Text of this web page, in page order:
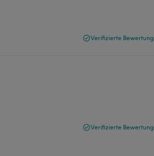
Verifizierte Bewertung
Verifizierte Bewertung